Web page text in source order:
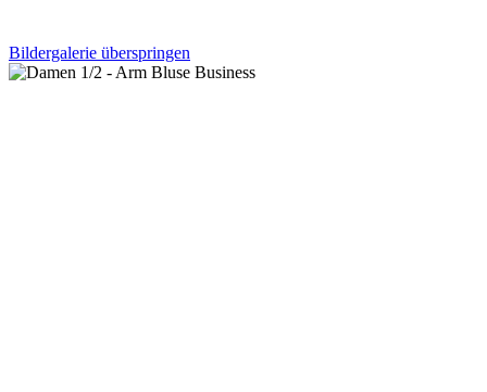
Bildergalerie überspringen